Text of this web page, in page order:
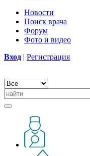
Новости
Поиск врача
Форум
Фото и видео
Вход | Регистрация